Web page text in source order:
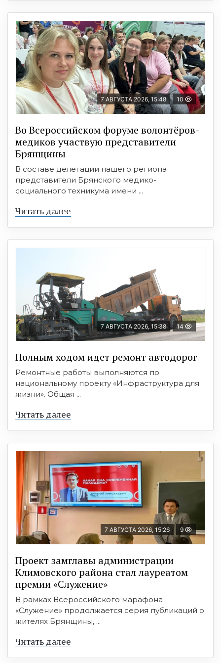
7 АВГУСТА 2026, 15:48 10
Во Всероссийском форуме волонтёров-
медиков участвую представители
Брянщины
В составе делегации нашего региона
представители Брянского медико-
социального техникума имени ...
Читать далее
7 АВГУСТА 2026, 15:38 14
Полным ходом идет ремонт автодорог
Ремонтные работы выполняются по
национальному проекту «Инфраструктура для
жизни». Общая ...
Читать далее
7 АВГУСТА 2026, 15:26 9
Проект замглавы администрации
Климовского района стал лауреатом
премии «Служение»
В рамках Всероссийского марафона
«Служение» продолжается серия публикаций о
жителях Брянщины, ...
Читать далее